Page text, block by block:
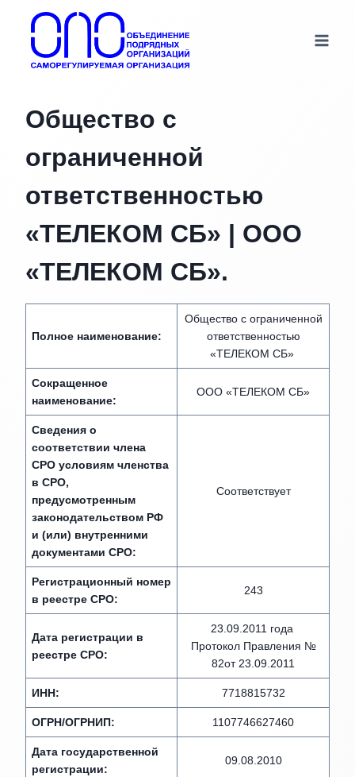
содержимому
Общество с
ограниченной
ответственностью
«ТЕЛЕКОМ СБ» | ООО
«ТЕЛЕКОМ СБ».
Полное наименование:
Общество с ограниченной
ответственностью
«ТЕЛЕКОМ СБ»
Сокращенное
наименование:
ООО «ТЕЛЕКОМ СБ»
Сведения о
соответствии члена
СРО условиям членства
в СРО,
предусмотренным
законодательством РФ
и (или) внутренними
документами СРО:
Соответствует
Регистрационный номер
в реестре СРО:
243
Дата регистрации в
реестре СРО:
23.09.2011 года
Протокол Правления №
82от 23.09.2011
ИНН: 7718815732
ОГРН/ОГРНИП: 1107746627460
Дата государственной
регистрации:
09.08.2010